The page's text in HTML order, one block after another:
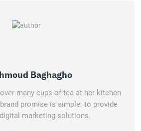
Baghagho
many cups of tea at her kitchen
promise is simple: to provide
marketing solutions.